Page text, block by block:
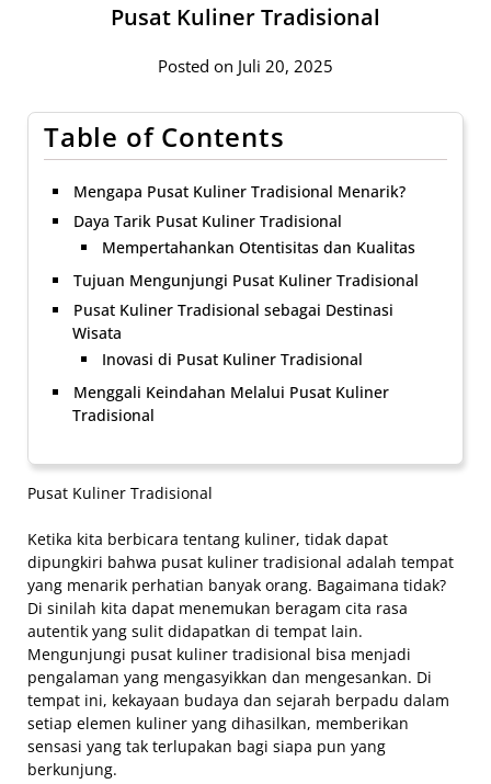
Pusat Kuliner Tradisional
Posted on Juli 20, 2025
Table of Contents
Mengapa Pusat Kuliner Tradisional Menarik?
Daya Tarik Pusat Kuliner Tradisional
Mempertahankan Otentisitas dan Kualitas
Tujuan Mengunjungi Pusat Kuliner Tradisional
Pusat Kuliner Tradisional sebagai Destinasi
Wisata
Inovasi di Pusat Kuliner Tradisional
Menggali Keindahan Melalui Pusat Kuliner
Tradisional
Pusat Kuliner Tradisional
Ketika kita berbicara tentang kuliner, tidak dapat
dipungkiri bahwa pusat kuliner tradisional adalah tempat
yang menarik perhatian banyak orang. Bagaimana tidak?
Di sinilah kita dapat menemukan beragam cita rasa
autentik yang sulit didapatkan di tempat lain.
Mengunjungi pusat kuliner tradisional bisa menjadi
pengalaman yang mengasyikkan dan mengesankan. Di
tempat ini, kekayaan budaya dan sejarah berpadu dalam
setiap elemen kuliner yang dihasilkan, memberikan
sensasi yang tak terlupakan bagi siapa pun yang
berkunjung.